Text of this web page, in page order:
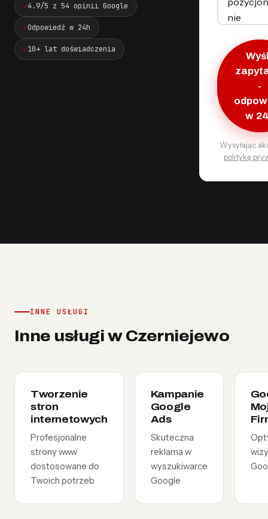
4.9/5 z 54 opinii Google
Odpowiedź w 24h
10+ lat doświadczenia
-
w
Wysyłając
politykę
INNE USŁUGI
Inne usługi w Czerniejewo
Tworzenie
stron
internetowych
Profesjonalne
strony www
dostosowane do
Twoich potrzeb
Kampanie
Google
Ads
Skuteczna
reklama w
wyszukiwarce
Google